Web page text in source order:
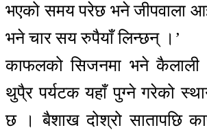
भएको समय परेछ भने जीपवाला
भने चार सय रुपैयाँ लिन्छन् ।’
काफलको सिजनमा भने कैलाली
थुपै्र पर्यटक यहाँ पुग्ने गरेको
छ । बैशाख दोश्रो सातापछि